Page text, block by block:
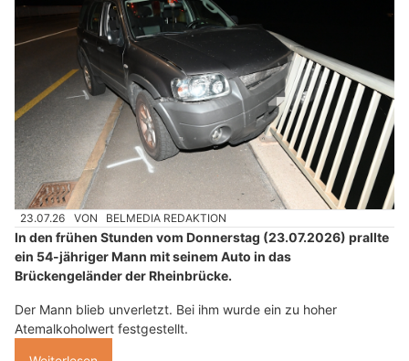
23.07.26 VON BELMEDIA REDAKTION
In den frühen Stunden vom Donnerstag (23.07.2026) prallte
ein 54-jähriger Mann mit seinem Auto in das
Brückengeländer der Rheinbrücke.
Der Mann blieb unverletzt. Bei ihm wurde ein zu hoher
Atemalkoholwert festgestellt.